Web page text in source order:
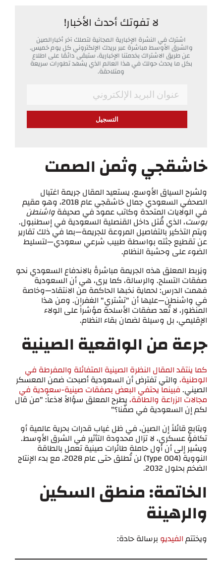
لا تفوتك أحدث الأخبار!
اشترك في النشرة الإخبارية المجانية لتصلك آخر أخبارالصين
والشرق الأوسط مباشرة عبر بريدك الإلكتروني كل يوم خميس.
عن طريق الاشتراك بخدمتنا الإخبارية، ستبقى دائمًا على اطلاع
بكل ما يحدث حولك في هذا العالم الذي يشهد تطورات سريعة
ومتلاحقة.
*
خاشقجي وثمن الصمت
ولشرح السياق الأوسع، يستعيد المقال جريمة اغتيال
الصحفي السعودي جمال خاشقجي عام 2018، وهو مقيم
في الولايات المتحدة وكاتب عمود في صحيفةواشنطن
بوست، الذي قُتل داخل القنصلية السعودية في إسطنبول.
ويتم التذكير بالتفاصيل المروعة للجريمة—بما في ذلك تقارير
عن تقطيع جثته بواسطة طبيب شرعي سعودي—لتسليط
الضوء على وحشية النظام.
ويَربط المعلق هذه الجريمة مباشرةً بالاندفاع السعودي نحو
صفقات التسلح. والرسالة، كما يرى، هي أن السعودية
فهمت الدرس: لحماية نخبها الحاكمة من الانتقاد—وخاصة
في واشنطن—عليها أن "تشتري" الغفران. ومن هذا
المنظور، لا تُعد صفقات الأسلحة مؤشراً على الولاء
الإقليمي، بل وسيلة لضمان بقاء النظام.
جرعة من الواقعية الصينية
كما ينتقد المقال النظرة الصينية المتفائلة والمفرطة في
الوطنية، والتي تفترض أن السعودية أصبحت ضمن المعسكر
الصيني.فبينما يحتفي البعض بصفقات صينية-سعودية في
مجالات الزراعة والطاقة،يطرح المعلق سؤالاً لاذعاً: "من قال
لكم إن السعودية في صفّنا؟"
ويتابع قائلاً إن الصين، في ظل غياب قدرات بحرية عالمية أو
تكافؤ عسكري، لا تزال محدودة التأثير في الشرق الأوسط.
ويشير إلى أن أول حاملة طائرات صينية تعمل بالطاقة
النووية (Type 004) لن تُطلق حتى عام 2028، مع بدء الإنتاج
الضخم بحلول 2032.
الخاتمة: منطق السكين
والرهينة
ويختتمالفيديو برسالة حادة: